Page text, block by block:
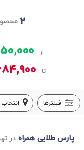
2
از :
تا :
فیلترها
پارس طلایی همراه در